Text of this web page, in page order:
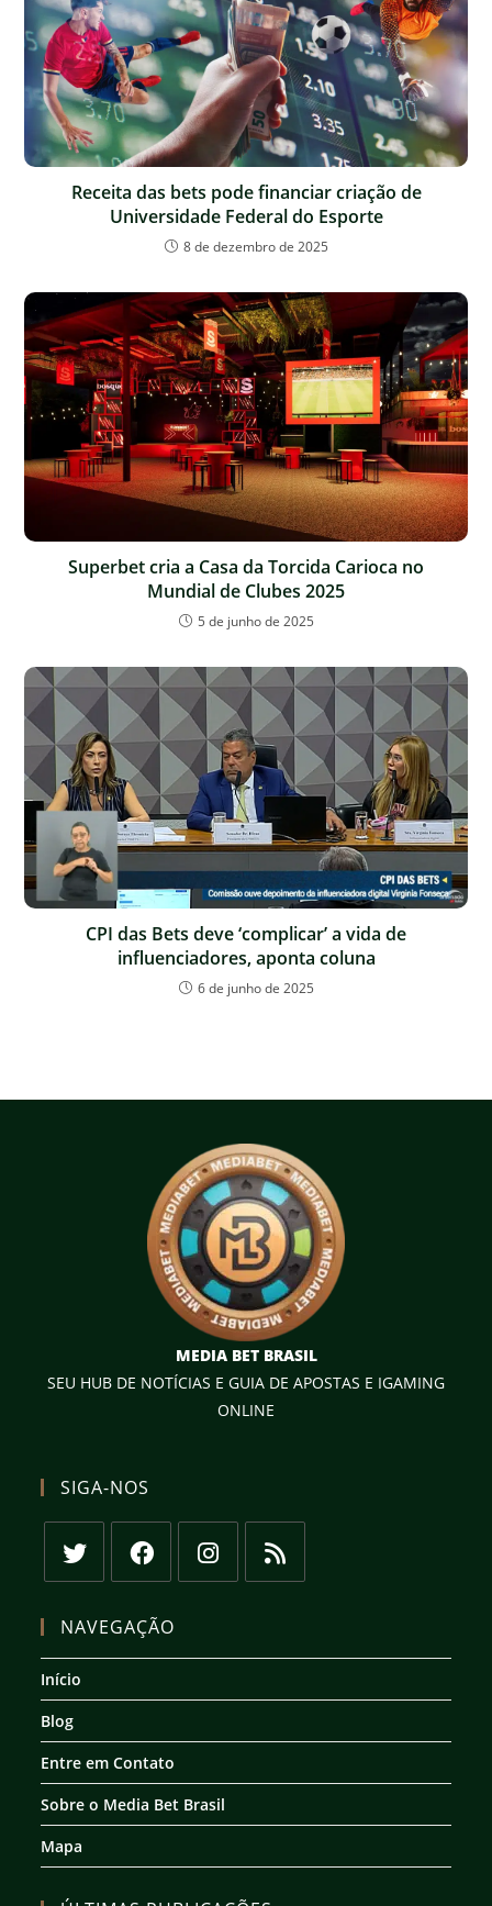
Receita das bets pode financiar criação de
Universidade Federal do Esporte
8 de dezembro de 2025
Superbet cria a Casa da Torcida Carioca no
Mundial de Clubes 2025
5 de junho de 2025
CPI das Bets deve ‘complicar’ a vida de
influenciadores, aponta coluna
6 de junho de 2025
MEDIA BET BRASIL
SEU HUB DE NOTÍCIAS E GUIA DE APOSTAS E IGAMING
ONLINE
SIGA-NOS
em
nova
aba
em
aba
aba
aba
NAVEGAÇÃO
Início
Blog
Entre em Contato
Sobre o Media Bet Brasil
Mapa